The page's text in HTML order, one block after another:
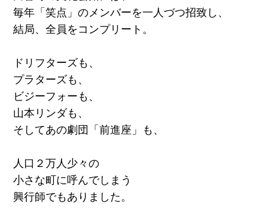
毎年「笑点」のメンバーを一人づつ招致し、
結局、全員をコンプリート。
ドリフターズも、
プラターズも、
ビジーフォーも、
山本リンダも、
そしてあの劇団「前進座」も、
人口２万人少々の
小さな町に呼んでしまう
興行師でもありました。